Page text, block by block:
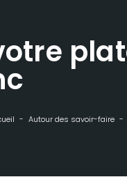
Autour des savoir-faire